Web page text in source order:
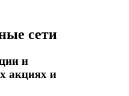
сети
и
акциях и